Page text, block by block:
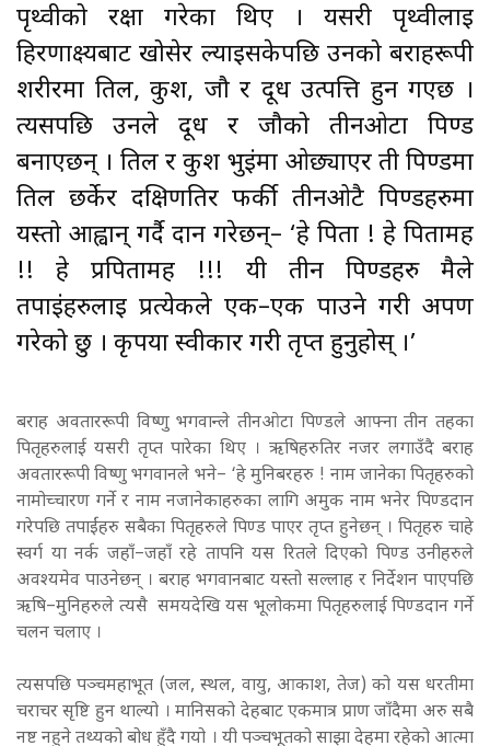
पृथ्वीको रक्षा गरेका थिए । यसरी पृथ्वीलाई
हिरणाक्ष्यबाट खोसेर ल्याइसकेपछि उनको बराहरूपी
शरीरमा तिल, कुश, जौ र दूध उत्पत्ति हुन गएछ ।
त्यसपछि उनले दूध र जौको तीनओटा पिण्ड
बनाएछन् । तिल र कुश भुईंमा ओछ्याएर ती पिण्डमा
तिल छर्केर दक्षिणतिर फर्की तीनओटै पिण्डहरुमा
यस्तो आह्वान् गर्दै दान गरेछन्– ‘हे पिता ! हे पितामह
!! हे प्रपितामह !!! यी तीन पिण्डहरु मैले
तपाईंहरुलाई प्रत्येकले एक–एक पाउने गरी अर्पण
गरेको छु । कृपया स्वीकार गरी तृप्त हुनुहोस् ।’
बराह अवताररूपी विष्णु भगवान्ले तीनओटा पिण्डले आफ्ना तीन तहका
पितृहरुलाई यसरी तृप्त पारेका थिए । ऋषिहरुतिर नजर लगाउँदै बराह
अवताररूपी विष्णु भगवानले भने– ‘हे मुनिबरहरु ! नाम जानेका पितृहरुको
नामोच्चारण गर्ने र नाम नजानेकाहरुका लागि अमुक नाम भनेर पिण्डदान
गरेपछि तपाईंहरु सबैका पितृहरुले पिण्ड पाएर तृप्त हुनेछन् । पितृहरु चाहे
स्वर्ग या नर्क जहाँ–जहाँ रहे तापनि यस रितले दिएको पिण्ड उनीहरुले
अवश्यमेव पाउनेछन् । बराह भगवानबाट यस्तो सल्लाह र निर्देशन पाएपछि
ऋषि–मुनिहरुले त्यसै समयदेखि यस भूलोकमा पितृहरुलाई पिण्डदान गर्ने
चलन चलाए ।
त्यसपछि पञ्चमहाभूत (जल, स्थल, वायु, आकाश, तेज) को यस धरतीमा
चराचर सृष्टि हुन थाल्यो । मानिसको देहबाट एकमात्र प्राण जाँदैमा अरु सबै
नष्ट नहुने तथ्यको बोध हुँदै गयो । यी पञ्चभूतको साझा देहमा रहेको आत्मा